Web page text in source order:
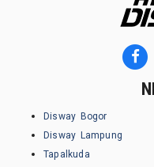
Disway Bogor
Disway Lampung
Tapalkuda